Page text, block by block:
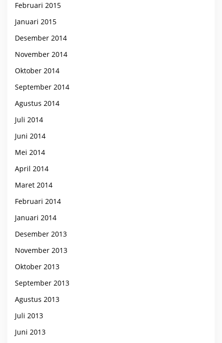
Februari 2015
Januari 2015
Desember 2014
November 2014
Oktober 2014
September 2014
Agustus 2014
Juli 2014
Juni 2014
Mei 2014
April 2014
Maret 2014
Februari 2014
Januari 2014
Desember 2013
November 2013
Oktober 2013
September 2013
Agustus 2013
Juli 2013
Juni 2013